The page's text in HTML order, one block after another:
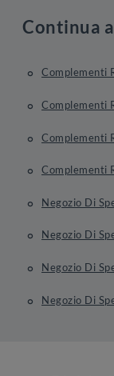
Continua
Complementi
Complementi
Complementi
Complementi
Negozio Di
Negozio Di
Negozio Di
Negozio Di